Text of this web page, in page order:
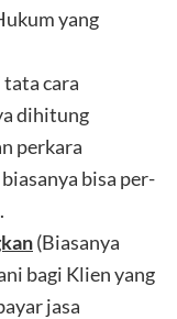
yang
tata cara
dihitung
perkara
bisa per-
(Biasanya
bagi Klien yang
jasa